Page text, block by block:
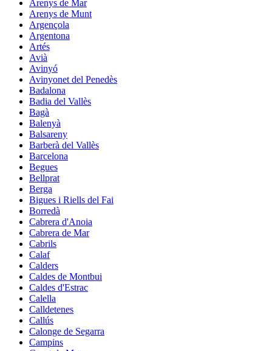
Arenys de Mar
Arenys de Munt
Argençola
Argentona
Artés
Avià
Avinyó
Avinyonet del Penedès
Badalona
Badia del Vallès
Bagà
Balenyà
Balsareny
Barberà del Vallès
Barcelona
Begues
Bellprat
Berga
Bigues i Riells del Fai
Borredà
Cabrera d'Anoia
Cabrera de Mar
Cabrils
Calaf
Calders
Caldes de Montbui
Caldes d'Estrac
Calella
Calldetenes
Callús
Calonge de Segarra
Campins